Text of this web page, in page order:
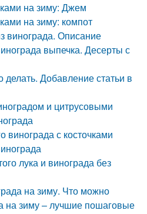
на зиму: Джем
на зиму: компот
винограда. Описание
выпечка. Десерты с
делать. Добавление статьи в
и цитрусовыми
винограда с косточками
лука и винограда без
на зиму. Что можно
на зиму – лучшие пошаговые